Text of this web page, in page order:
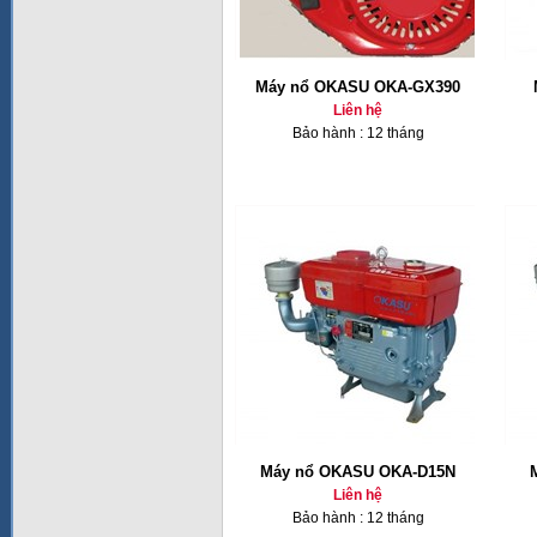
Máy nổ OKASU OKA-GX390
Liên hệ
Bảo hành : 12 tháng
Máy nổ OKASU OKA-D15N
Liên hệ
Bảo hành : 12 tháng